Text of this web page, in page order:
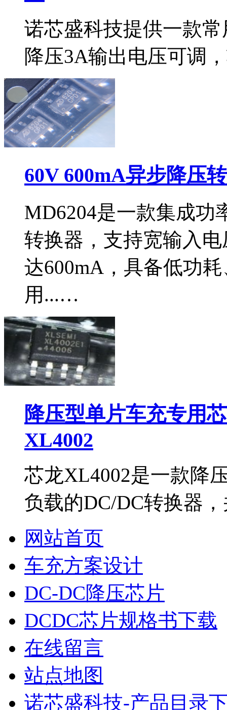
诺芯盛科技提供一款常
降压3A输出电压可调
60V 600mA异步降压
MD6204是一款集成功
转换器，支持宽输入
达600mA，具备低功
用...…
降压型单片车充专用
XL4002
芯龙XL4002是一款降
负载的DC/DC转换器
网站首页
车充方案设计
DC-DC降压芯片
DCDC芯片规格书下载
在线留言
站点地图
诺芯盛科技-产品目录